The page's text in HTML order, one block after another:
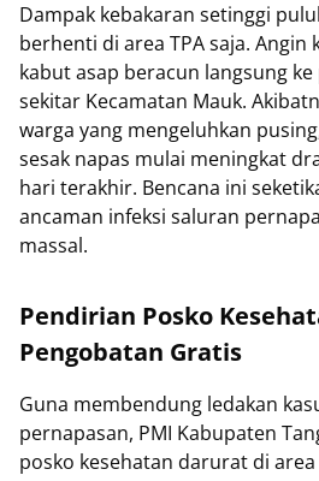
Dampak kebakaran setinggi
berhenti di area TPA saja. Angin
kabut asap beracun langsung
sekitar Kecamatan Mauk.
warga yang mengeluhkan
sesak napas mulai meningkat
hari terakhir. Bencana ini
ancaman infeksi saluran
massal.
Pendirian Posko
Pengobatan Gratis
Guna membendung ledakan
pernapasan, PMI Kabupaten
posko kesehatan darurat di